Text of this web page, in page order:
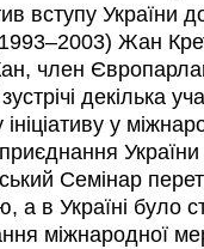
вступу України
Жан
член
декілька
ініціативу у
Семінар
а в Україні
міжнародної